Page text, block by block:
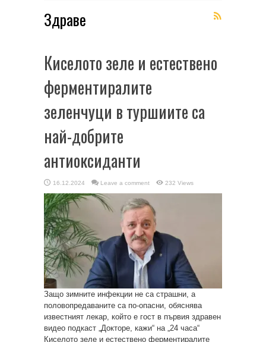
Здраве
Киселото зеле и естествено
ферментиралите
зеленчуци в туршиите са
най-добрите
антиоксиданти
16.12.2024 Leave a comment 232 Views
Защо зимните инфекции не са страшни, а
половопредаваните са по-опасни, обяснява
известният лекар, който е гост в първия здравен
видео подкаст „Докторе, кажи“ на „24 часа“
Киселото зеле и естествено ферментиралите